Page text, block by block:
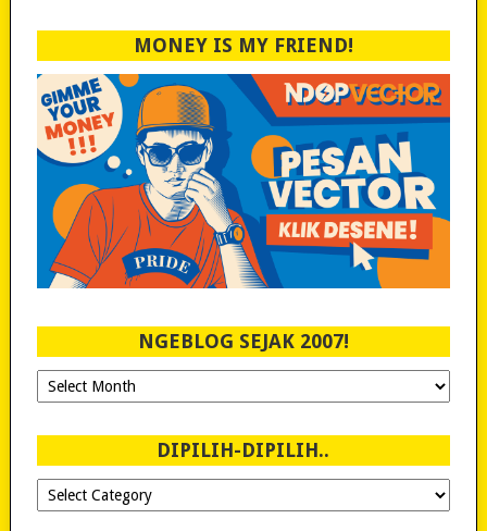
MONEY IS MY FRIEND!
NGEBLOG SEJAK 2007!
Ngeblog
Sejak
DIPILIH-DIPILIH..
Dipilih-
dipilih..